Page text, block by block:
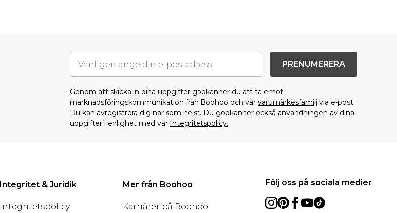
PRENUMERERA
Genom att skicka in dina uppgifter godkänner du att ta emot
marknadsföringskommunikation från Boohoo och vår varumärkesfamilj via e-post.
Du kan avregistrera dig när som helst. Du godkänner också användningen av dina
uppgifter i enlighet med vår Integritetspolicy.
Integritet & Juridik
Integritetspolicy
Mer från Boohoo
Karriärer på Boohoo
Följ oss på sociala medier